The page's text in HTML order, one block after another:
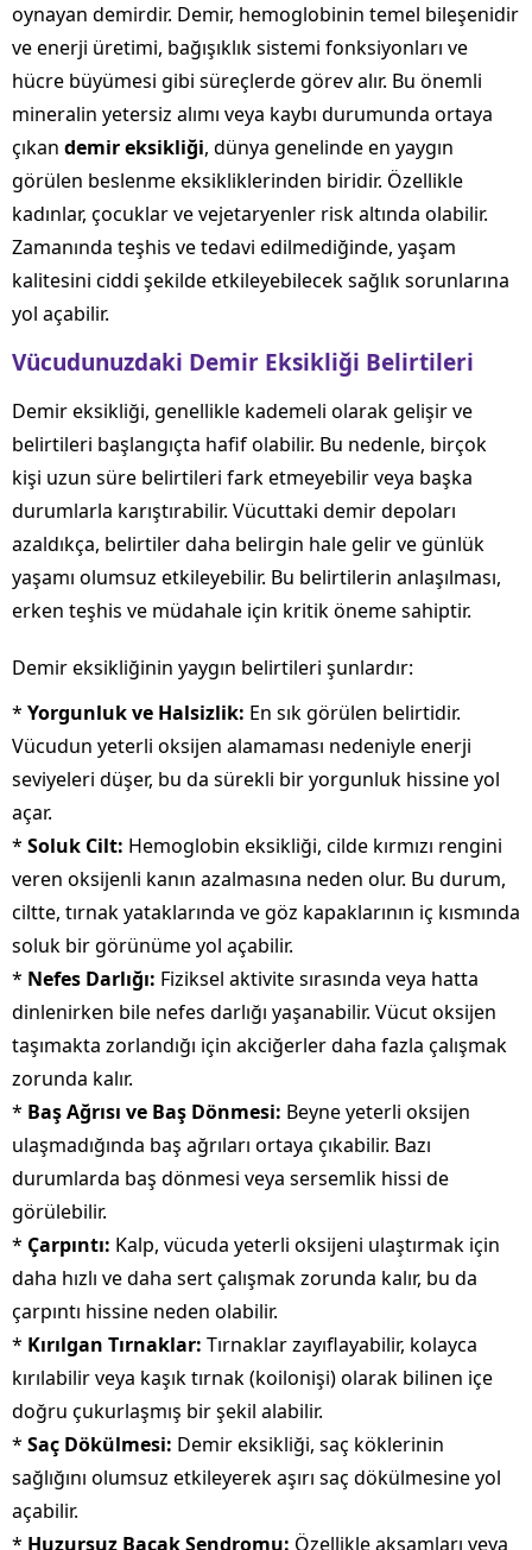
oynayan demirdir. Demir, hemoglobinin temel bileşenidir
ve enerji üretimi, bağışıklık sistemi fonksiyonları ve
hücre büyümesi gibi süreçlerde görev alır. Bu önemli
mineralin yetersiz alımı veya kaybı durumunda ortaya
çıkan demir eksikliği, dünya genelinde en yaygın
görülen beslenme eksikliklerinden biridir. Özellikle
kadınlar, çocuklar ve vejetaryenler risk altında olabilir.
Zamanında teşhis ve tedavi edilmediğinde, yaşam
kalitesini ciddi şekilde etkileyebilecek sağlık sorunlarına
yol açabilir.
Vücudunuzdaki Demir Eksikliği Belirtileri
Demir eksikliği, genellikle kademeli olarak gelişir ve
belirtileri başlangıçta hafif olabilir. Bu nedenle, birçok
kişi uzun süre belirtileri fark etmeyebilir veya başka
durumlarla karıştırabilir. Vücuttaki demir depoları
azaldıkça, belirtiler daha belirgin hale gelir ve günlük
yaşamı olumsuz etkileyebilir. Bu belirtilerin anlaşılması,
erken teşhis ve müdahale için kritik öneme sahiptir.
Demir eksikliğinin yaygın belirtileri şunlardır:
* Yorgunluk ve Halsizlik: En sık görülen belirtidir.
Vücudun yeterli oksijen alamaması nedeniyle enerji
seviyeleri düşer, bu da sürekli bir yorgunluk hissine yol
açar.
* Soluk Cilt: Hemoglobin eksikliği, cilde kırmızı rengini
veren oksijenli kanın azalmasına neden olur. Bu durum,
ciltte, tırnak yataklarında ve göz kapaklarının iç kısmında
soluk bir görünüme yol açabilir.
* Nefes Darlığı: Fiziksel aktivite sırasında veya hatta
dinlenirken bile nefes darlığı yaşanabilir. Vücut oksijen
taşımakta zorlandığı için akciğerler daha fazla çalışmak
zorunda kalır.
* Baş Ağrısı ve Baş Dönmesi: Beyne yeterli oksijen
ulaşmadığında baş ağrıları ortaya çıkabilir. Bazı
durumlarda baş dönmesi veya sersemlik hissi de
görülebilir.
* Çarpıntı: Kalp, vücuda yeterli oksijeni ulaştırmak için
daha hızlı ve daha sert çalışmak zorunda kalır, bu da
çarpıntı hissine neden olabilir.
* Kırılgan Tırnaklar: Tırnaklar zayıflayabilir, kolayca
kırılabilir veya kaşık tırnak (koilonişi) olarak bilinen içe
doğru çukurlaşmış bir şekil alabilir.
* Saç Dökülmesi: Demir eksikliği, saç köklerinin
sağlığını olumsuz etkileyerek aşırı saç dökülmesine yol
açabilir.
* Huzursuz Bacak Sendromu: Özellikle akşamları veya